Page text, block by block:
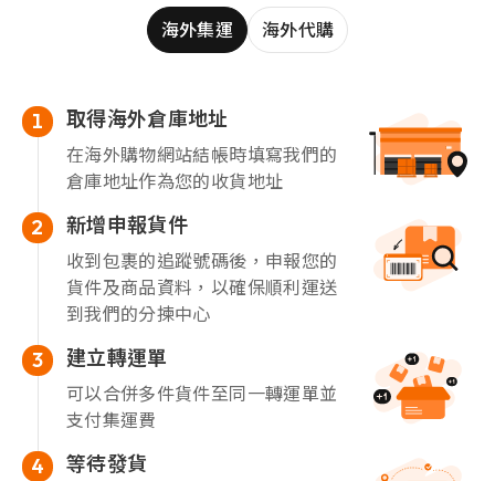
海外集運 海外代購
1 取得海外倉庫地址
在海外購物網站結帳時填寫我們的
倉庫地址作為您的收貨地址
2 新增申報貨件
收到包裹的追蹤號碼後，申報您的
貨件及商品資料，以確保順利運送
到我們的分揀中心
3 建立轉運單
可以合併多件貨件至同一轉運單並
支付集運費
4 等待發貨